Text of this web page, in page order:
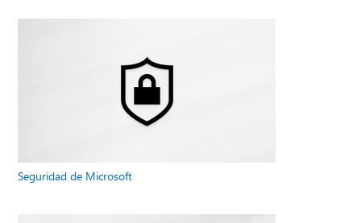
Seguridad de Microsoft